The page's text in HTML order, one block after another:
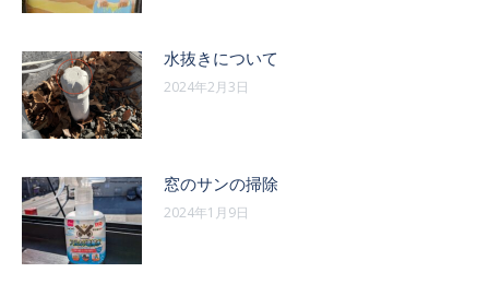
水抜きについて
2024年2月3日
窓のサンの掃除
2024年1月9日